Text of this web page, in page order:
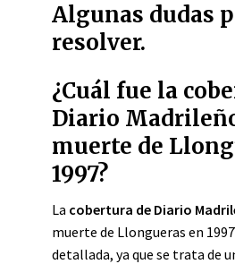
Algunas dudas
resolver.
¿Cuál fue la
Diario
muerte de
1997?
La cobertura de Diario
muerte de Llongueras en
detallada, ya que se trata de